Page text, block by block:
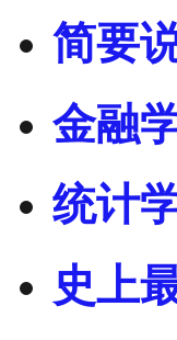
简要
金融
统计
史上